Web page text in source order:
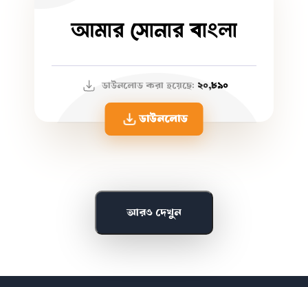
আমার সোনার বাংলা
ডাউনলোড করা হয়েছে: ২০,৮৯০
ডাউনলোড
আরও দেখুন